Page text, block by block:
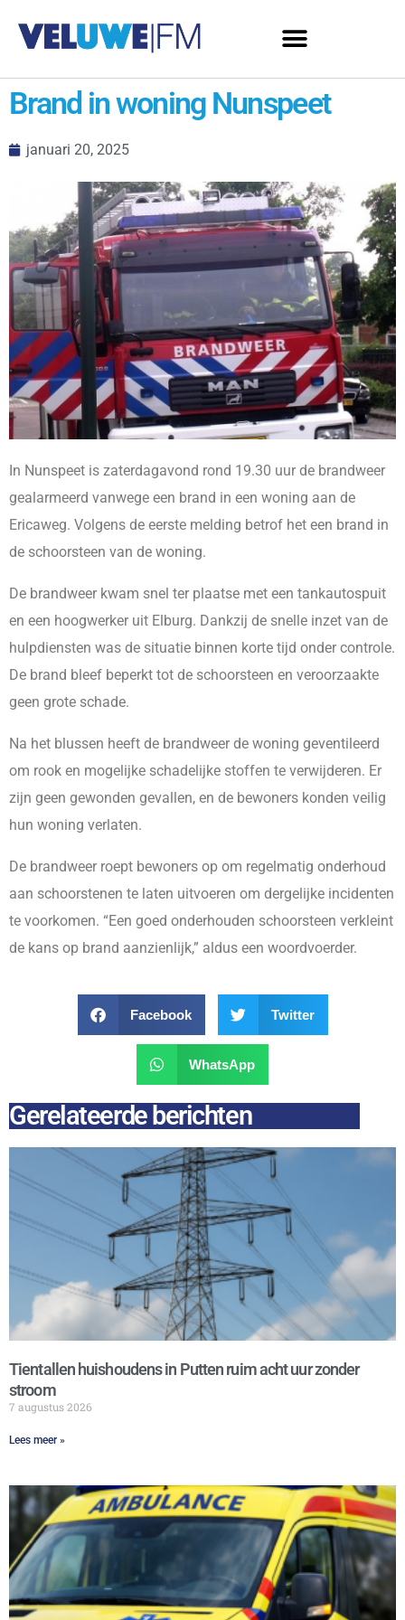
Brand in woning Nunspeet
januari 20, 2025
In Nunspeet is zaterdagavond rond 19.30 uur de brandweer
gealarmeerd vanwege een brand in een woning aan de
Ericaweg. Volgens de eerste melding betrof het een brand in
de schoorsteen van de woning.
De brandweer kwam snel ter plaatse met een tankautospuit
en een hoogwerker uit Elburg. Dankzij de snelle inzet van de
hulpdiensten was de situatie binnen korte tijd onder controle.
De brand bleef beperkt tot de schoorsteen en veroorzaakte
geen grote schade.
Na het blussen heeft de brandweer de woning geventileerd
om rook en mogelijke schadelijke stoffen te verwijderen. Er
zijn geen gewonden gevallen, en de bewoners konden veilig
hun woning verlaten.
De brandweer roept bewoners op om regelmatig onderhoud
aan schoorstenen te laten uitvoeren om dergelijke incidenten
te voorkomen. “Een goed onderhouden schoorsteen verkleint
de kans op brand aanzienlijk,” aldus een woordvoerder.
Facebook Twitter
WhatsApp
Gerelateerde berichten
Tientallen huishoudens in Putten ruim acht uur zonder
stroom
7 augustus 2026
Lees meer »